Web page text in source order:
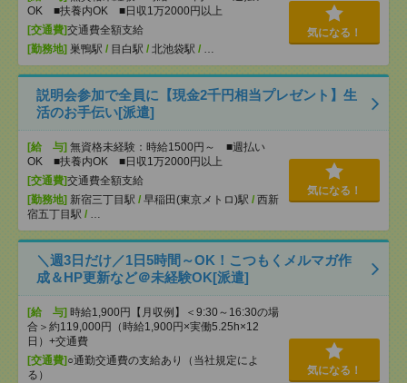
OK ■扶養内OK ■日収1万2000円以上
[交通費]交通費全額支給
[勤務地] 巣鴨駅 / 目白駅 / 北池袋駅 / …
気になる！
説明会参加で全員に【現金2千円相当プレゼント】生
活のお手伝い[派遣]
[給 与] 無資格未経験：時給1500円～ ■週払い
OK ■扶養内OK ■日収1万2000円以上
[交通費]交通費全額支給
[勤務地] 新宿三丁目駅 / 早稲田(東京メトロ)駅 / 西新
宿五丁目駅 / …
気になる！
＼週3日だけ／1日5時間～OK！こつもくメルマガ作
成＆HP更新など＠未経験OK[派遣]
[給 与] 時給1,900円【月収例】＜9:30～16:30の場
合＞約119,000円（時給1,900円×実働5.25h×12
日）+交通費
[交通費] ○通勤交通費の支給あり（当社規定によ
る）
気になる！